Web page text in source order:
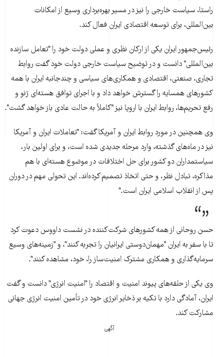
راستا، سياست خارجی را نيز در مسير بهره‌برداری وسيع از امکانات
بين‌المللی، برای توسعه اقتصادی ايران فعال کند.
رئيس‌جمهور ايران يکی از ارکان نظری و عملی دولت خود را "تعامل سازنده
بين‌المللی" دانست و در توضيح سياست خارجی دولت خود گفت روابط
تجاری، صنعتی، اقتصادی و همکاری‌های سياسی و چندجانبه ايران با همه
کشورهای همسايه را گسترش خواهد داد و با اجرای توافق هسته‌ای ژنو و
رفع تحريم‌ها، روابط ايران با اروپا نيز "کاملاً به حالت عادی باز خواهد گشت".
وی همچنين در مورد روابط ايران و آمريکا گفت: "تعاملات ايران و آمريکا
نيز در ماه‌های گذشته، وارد مرحله جديدی شده است، و برای اولين بار،
سياستمداران دو کشور برای حل اختلافات در موضوع هسته‌ای با هم
مذاکره، تبادل نظر، و حتی اتخاذ تصميم کرده‌اند. اين تحولی مهم در دوران
پس از انقلاب اسلامی ايران است."
حسن روحانی از همه کشورهای شرکت‌کننده در نشست داووس دعوت کرد
تا با سفر به ايران "مهمان‌دوستی ايرانيان را تجربه کنند"، و "زمينه‌های وسيع
سرمايه‌گذاری و همکاری مشترک امنيت‌ساز را، خود، مشاهده کنند".
وی يکی از حلقه‌های پيوند امنيت و اقتصاد را "امنيت انرژی" دانست و گفت
ايران، آمادگی دارد با تکيه بر ذخاير انرژی خود در تأمين امنيت انرژی جهانی
مشارکت کند.
آگهی